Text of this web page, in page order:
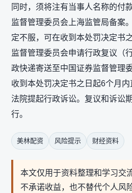
同时，须将注有当事人名称的付
监督管理委员会上海监管局备案
定不服，可在收到本处罚决定书
监督管理委员会申请行政复议（
政快递寄送至中国证券监督管理
收到本处罚决定书之日起6个月
法院提起行政诉讼。复议和诉讼
行。
美林配资 风险提示 财经资料
本文仅用于资料整理和学习交
不承诺收益，也不替代个人风